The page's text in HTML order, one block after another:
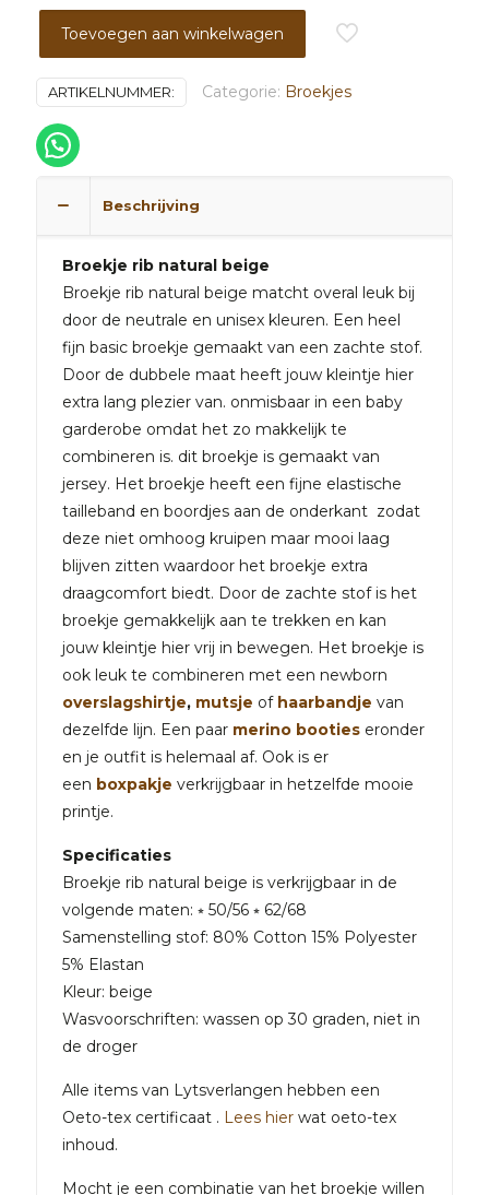
Toevoegen aan winkelwagen
ARTIKELNUMMER: Categorie: Broekjes
Beschrijving
Broekje rib natural beige
Broekje rib natural beige matcht overal leuk bij
door de neutrale en unisex kleuren. Een heel
fijn basic broekje gemaakt van een zachte stof.
Door de dubbele maat heeft jouw kleintje hier
extra lang plezier van. onmisbaar in een baby
garderobe omdat het zo makkelijk te
combineren is. dit broekje is gemaakt van
jersey. Het broekje heeft een fijne elastische
tailleband en boordjes aan de onderkant zodat
deze niet omhoog kruipen maar mooi laag
blijven zitten waardoor het broekje extra
draagcomfort biedt. Door de zachte stof is het
broekje gemakkelijk aan te trekken en kan
jouw kleintje hier vrij in bewegen. Het broekje is
ook leuk te combineren met een newborn
overslagshirtje, mutsje of haarbandje van
dezelfde lijn. Een paar merino booties eronder
en je outfit is helemaal af. Ook is er
een boxpakje verkrijgbaar in hetzelfde mooie
printje.
Specificaties
Broekje rib natural beige is verkrijgbaar in de
volgende maten: ⭒ 50/56 ⭒ 62/68
Samenstelling stof: 80% Cotton 15% Polyester
5% Elastan
Kleur: beige
Wasvoorschriften: wassen op 30 graden, niet in
de droger
Alle items van Lytsverlangen hebben een
Oeto-tex certificaat . Lees hier wat oeto-tex
inhoud.
Mocht je een combinatie van het broekje willen